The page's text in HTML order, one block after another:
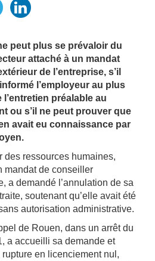
peut plus se prévaloir du
attaché à un mandat
de l’entreprise, s’il
l’employeur au plus
l’entretien préalable au
ou s’il ne peut prouver que
avait eu connaissance par
des ressources humaines,
mandat de conseiller
a demandé l’annulation de sa
soutenant qu’elle avait été
autorisation administrative.
de Rouen, dans un arrêt du
a accueilli sa demande et
en licenciement nul,